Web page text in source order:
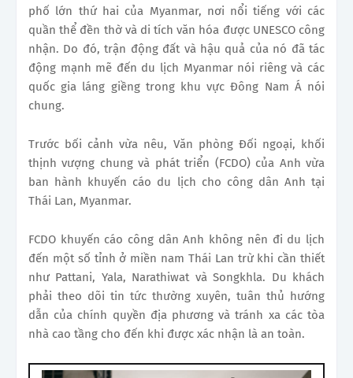
phố lớn thứ hai của Myanmar, nơi nổi tiếng với các
quần thể đền thờ và di tích văn hóa được UNESCO công
nhận. Do đó, trận động đất và hậu quả của nó đã tác
động mạnh mẽ đến du lịch Myanmar nói riêng và các
quốc gia láng giềng trong khu vực Đông Nam Á nói
chung.
Trước bối cảnh vừa nêu, Văn phòng Đối ngoại, khối
thịnh vượng chung và phát triển (FCDO) của Anh vừa
ban hành khuyến cáo du lịch cho công dân Anh tại
Thái Lan, Myanmar.
FCDO khuyến cáo công dân Anh không nên đi du lịch
đến một số tỉnh ở miền nam Thái Lan trừ khi cần thiết
như Pattani, Yala, Narathiwat và Songkhla. Du khách
phải theo dõi tin tức thường xuyên, tuân thủ hướng
dẫn của chính quyền địa phương và tránh xa các tòa
nhà cao tầng cho đến khi được xác nhận là an toàn.